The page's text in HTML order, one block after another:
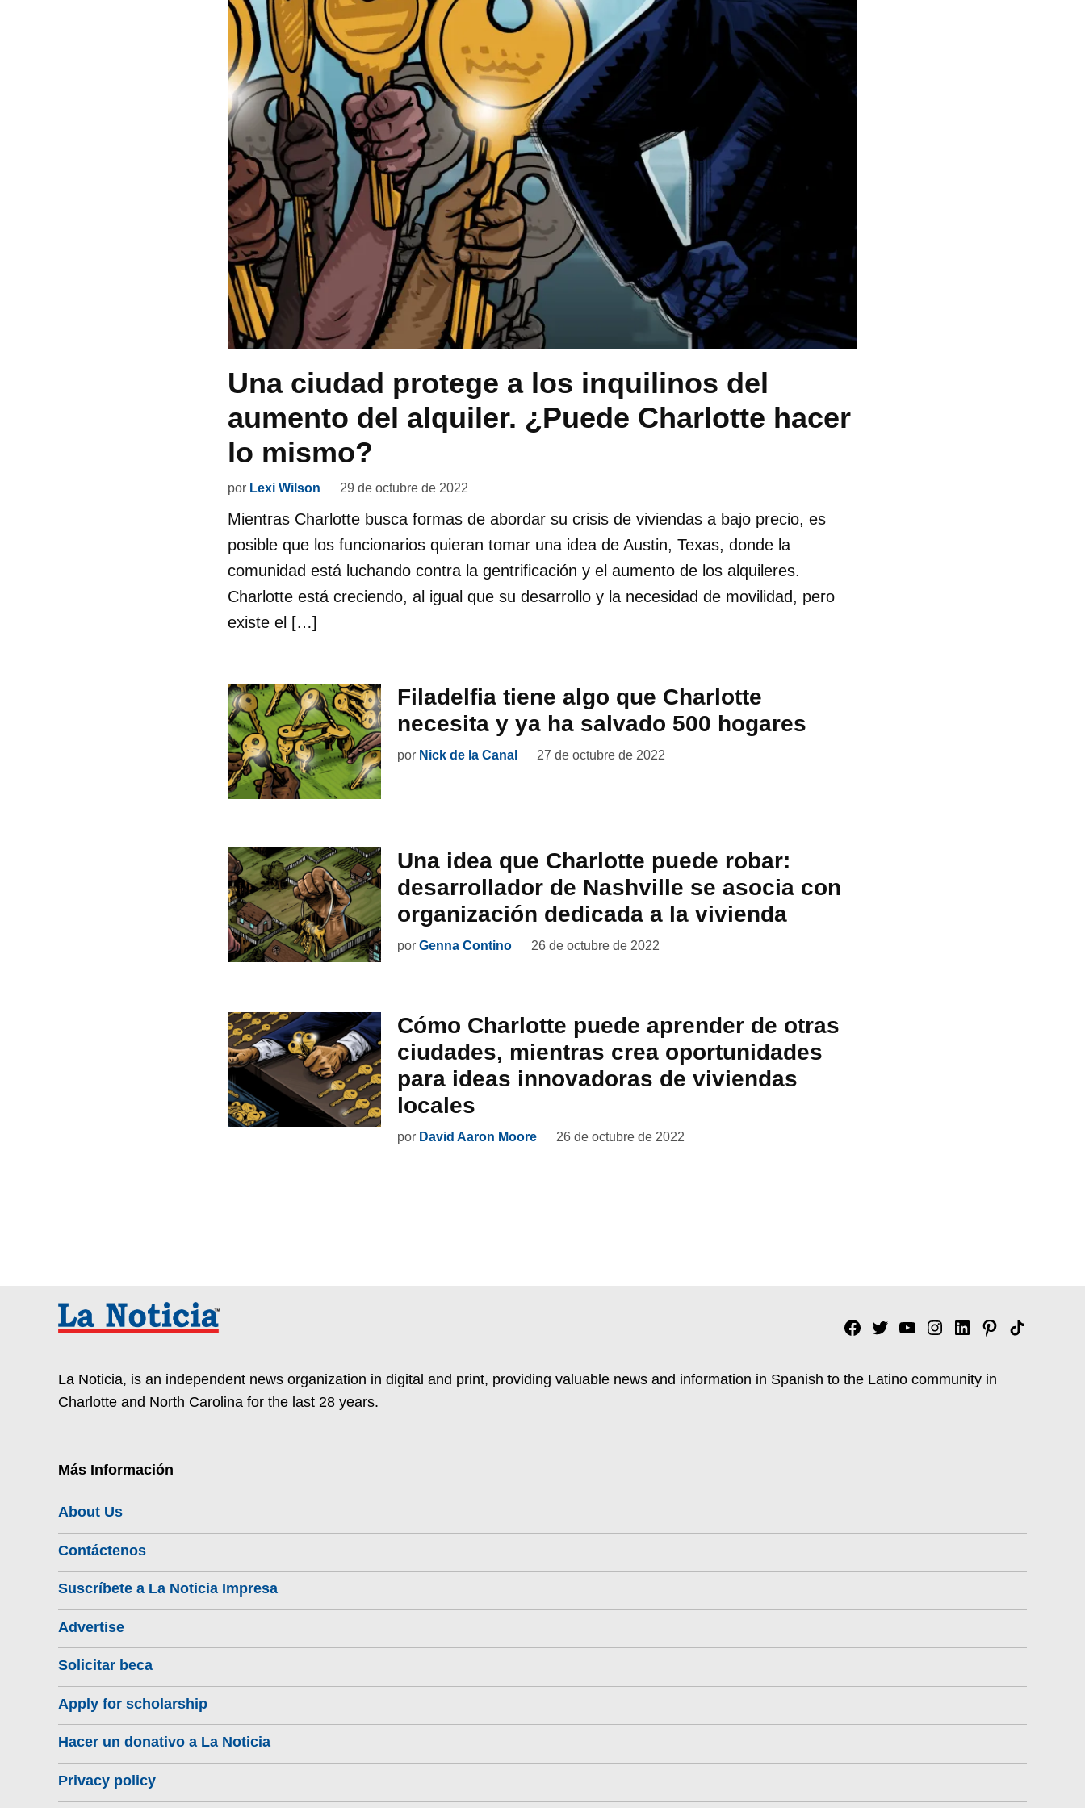
Una ciudad protege a los inquilinos del
aumento del alquiler. ¿Puede Charlotte hacer
lo mismo?
por Lexi Wilson 29 de octubre de 2022
Mientras Charlotte busca formas de abordar su crisis de viviendas a bajo precio, es
posible que los funcionarios quieran tomar una idea de Austin, Texas, donde la
comunidad está luchando contra la gentrificación y el aumento de los alquileres.
Charlotte está creciendo, al igual que su desarrollo y la necesidad de movilidad, pero
existe el […]
Filadelfia tiene algo que Charlotte
necesita y ya ha salvado 500 hogares
por Nick de la Canal 27 de octubre de 2022
Una idea que Charlotte puede robar:
desarrollador de Nashville se asocia con
organización dedicada a la vivienda
por Genna Contino 26 de octubre de 2022
Cómo Charlotte puede aprender de otras
ciudades, mientras crea oportunidades
para ideas innovadoras de viviendas
locales
por David Aaron Moore 26 de octubre de 2022
Facebook
TwitterYouTubeInstagram
Linkedin
Pinterest
Tik
La Noticia, is an independent news organization in digital and print, providing valuable news and information in Spanish to the Latino community in
Charlotte and North Carolina for the last 28 years.
Más Información
About Us
Contáctenos
Suscríbete a La Noticia Impresa
Advertise
Solicitar beca
Apply for scholarship
Hacer un donativo a La Noticia
Privacy policy